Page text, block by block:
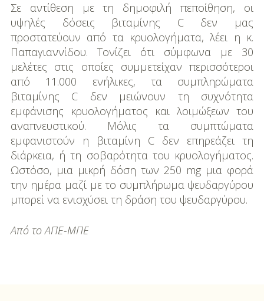
Σε αντίθεση με τη δημοφιλή πεποίθηση, οι
υψηλές δόσεις βιταμίνης C δεν μας
προστατεύουν από τα κρυολογήματα, λέει η κ.
Παπαγιαννίδου. Τονίζει ότι σύμφωνα με 30
μελέτες στις οποίες συμμετείχαν περισσότεροι
από 11.000 ενήλικες, τα συμπληρώματα
βιταμίνης C δεν μειώνουν τη συχνότητα
εμφάνισης κρυολογήματος και λοιμώξεων του
αναπνευστικού. Μόλις τα συμπτώματα
εμφανιστούν η βιταμίνη C δεν επηρεάζει τη
διάρκεια, ή τη σοβαρότητα του κρυολογήματος.
Ωστόσο, μια μικρή δόση των 250 mg μια φορά
την ημέρα μαζί με το συμπλήρωμα ψευδαργύρου
μπορεί να ενισχύσει τη δράση του ψευδαργύρου.
Από το ΑΠΕ-ΜΠΕ